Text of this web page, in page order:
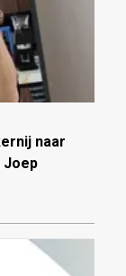
naar
Joep